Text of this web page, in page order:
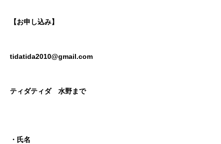
【お申し込み】
tidatida2010@gmail.com
ティダティダ 水野まで
・氏名